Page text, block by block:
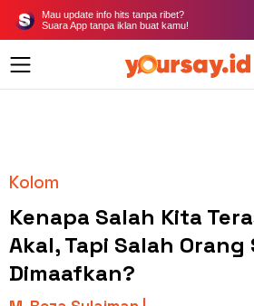
Mau update info hits tanpa ribet?
Suara App tanpa iklan buat kamu!
Kolom
Kenapa Salah Kita
Akal, Tapi Salah Orang
Dimaafkan?